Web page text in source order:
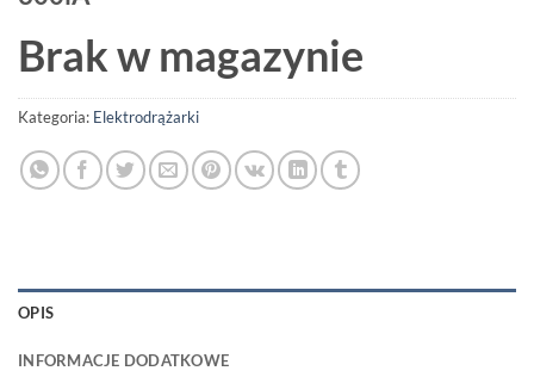
Brak w magazynie
Kategoria: Elektrodrążarki
OPIS
INFORMACJE DODATKOWE